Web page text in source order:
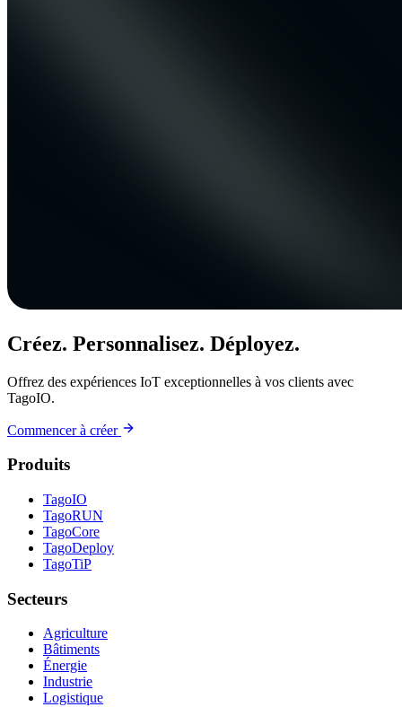
Créez. Personnalisez. Déployez.
Offrez des expériences IoT exceptionnelles à vos clients avec
TagoIO.
Commencer à créer
Produits
TagoIO
TagoRUN
TagoCore
TagoDeploy
TagoTiP
Secteurs
Agriculture
Bâtiments
Énergie
Industrie
Logistique